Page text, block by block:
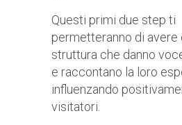
Questi primi due step ti
permetteranno di avere
struttura che danno
e raccontano la loro
influenzando
visitatori.